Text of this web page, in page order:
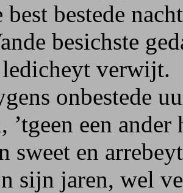
best bestede
besichste
ledicheyt verwijt.
onbestede
’tgeen een ander
sweet en
sijn jaren, wel